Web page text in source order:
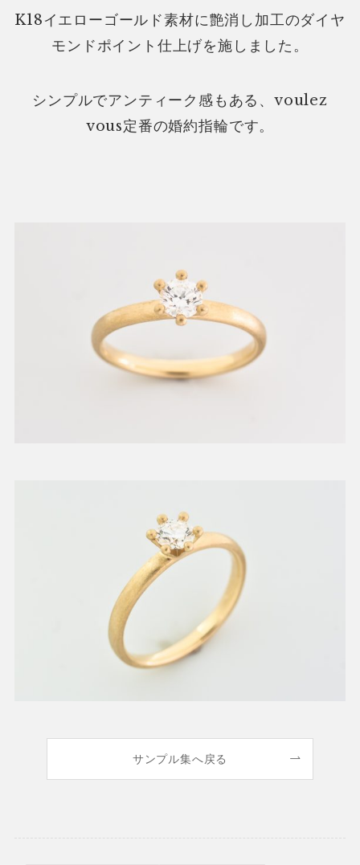
K18イエローゴールド素材に艶消し加工のダイヤ
モンドポイント仕上げを施しました。
シンプルでアンティーク感もある、voulez
vous定番の婚約指輪です。
サンプル集へ戻る